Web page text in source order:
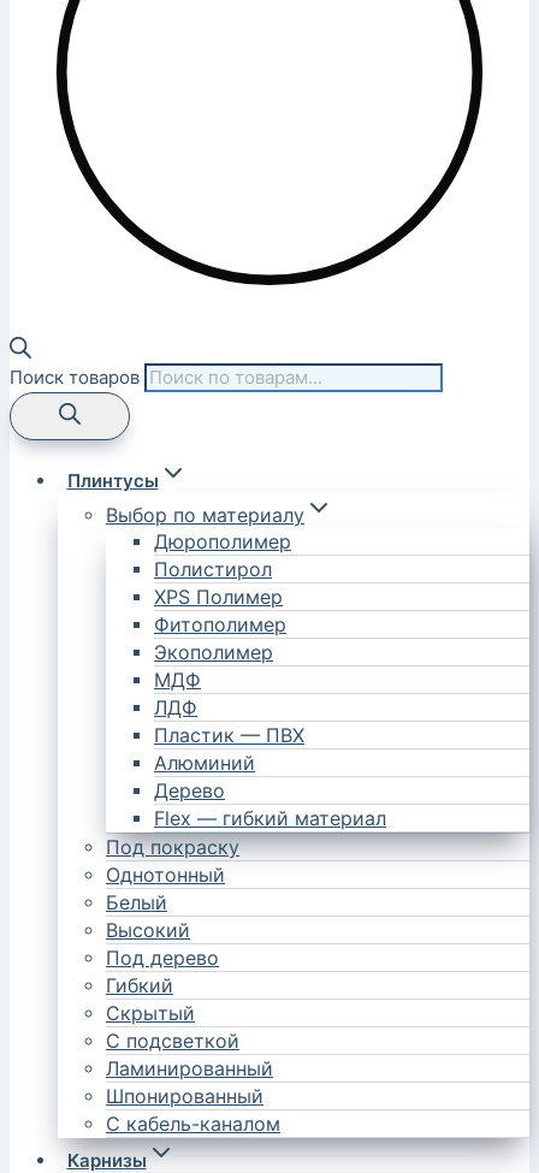
Поиск товаров
Плинтусы
Выбор по материалу
Дюрополимер
Полистирол
XPS Полимер
Фитополимер
Экополимер
МДФ
ЛДФ
Пластик — ПВХ
Алюминий
Дерево
Flex — гибкий материал
Под покраску
Однотонный
Белый
Высокий
Под дерево
Гибкий
Скрытый
С подсветкой
Ламинированный
Шпонированный
С кабель-каналом
Карнизы